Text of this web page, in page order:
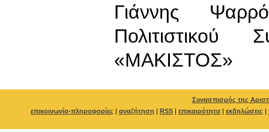
Γιάννης
«ΜΑΚΙΣΤΟΣ»
Συνασπισμός της
επικοινωνία-πληροφορίες | αναζήτηση | RSS | επικαιρότητα | εκδηλώσεις |